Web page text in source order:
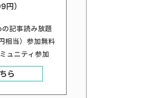
円）
記事読み放題
相当）参加無料
ュニティ参加
ら